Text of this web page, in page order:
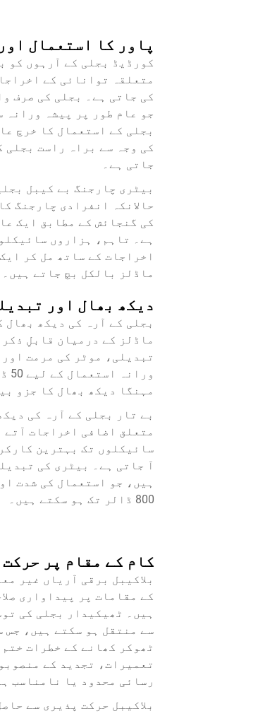
پاور کا استعمال
کورڈیڈ بجلی کے آرہوں کو
متعلقہ توانائی کے
کی جاتی ہے۔ بجلی کی صرف
بجلی کے استعمال کا خرچ
کی وجہ سے براہ راست
جاتی ہے۔
بیٹری چارجنگ بے کیبل
حالانکہ انفرادی چارجنگ
ہے۔ تاہم، ہزاروں
اخراجات کے ساتھ مل کر
ماڈلز بالکل بچ جاتے ہیں۔
دیکھ بھال اور
بجلی کے آرہ کی دیکھ
ماڈلز کے درمیان قابلِ
تبدیلی، موٹر کی مرمت
مہنگا دیکھ بھال کا جزو
بے تار بجلی کے آرہ کی
سائیکلوں تک بہترین
آ جاتی ہے۔ بیٹری کی
800 ڈالر تک ہو سکتے ہیں۔
کام کے مقام پر
بلاکیبل برقی آریاں غیر
کے مقامات پر پیداواری
ہیں۔ ٹھیکیدار بجلی کی
سے منتقل ہو سکتے ہیں، جس
ٹھوکر کھانے کے خطرات
تعمیرات، تجدید کے
رسائی محدود یا نامناسب
بلاکیبل حرکت پذیری سے